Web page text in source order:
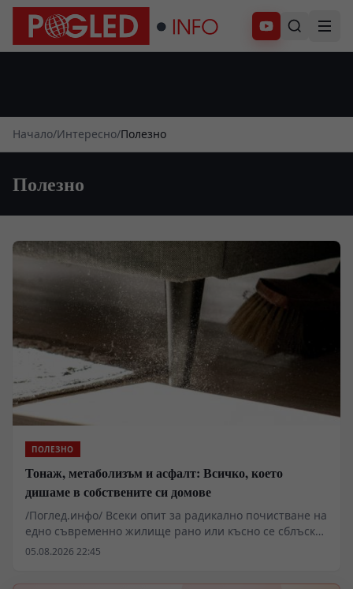
Абонирай се
Начало/Интересно/Полезно
Полезно
ПОЛЕЗНО
Тонаж, метаболизъм и асфалт: Всичко, което
дишаме в собствените си домове
/Поглед.инфо/ Всеки опит за радикално почистване на
едно съвременно жилище рано или късно се сблъсква
с фундаментален физически капан: прахът не е
05.08.2026 22:45